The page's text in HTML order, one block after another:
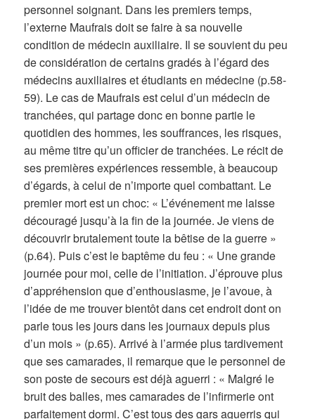
personnel soignant. Dans les premiers temps,
l’externe Maufrais doit se faire à sa nouvelle
condition de médecin auxiliaire. Il se souvient du peu
de considération de certains gradés à l’égard des
médecins auxiliaires et étudiants en médecine (p.58-
59). Le cas de Maufrais est celui d’un médecin de
tranchées, qui partage donc en bonne partie le
quotidien des hommes, les souffrances, les risques,
au même titre qu’un officier de tranchées. Le récit de
ses premières expériences ressemble, à beaucoup
d’égards, à celui de n’importe quel combattant. Le
premier mort est un choc: « L’événement me laisse
découragé jusqu’à la fin de la journée. Je viens de
découvrir brutalement toute la bêtise de la guerre »
(p.64). Puis c’est le baptême du feu : « Une grande
journée pour moi, celle de l’initiation. J’éprouve plus
d’appréhension que d’enthousiasme, je l’avoue, à
l’idée de me trouver bientôt dans cet endroit dont on
parle tous les jours dans les journaux depuis plus
d’un mois » (p.65). Arrivé à l’armée plus tardivement
que ses camarades, il remarque que le personnel de
son poste de secours est déjà aguerri : « Malgré le
bruit des balles, mes camarades de l’infirmerie ont
parfaitement dormi. C’est tous des gars aguerris qui